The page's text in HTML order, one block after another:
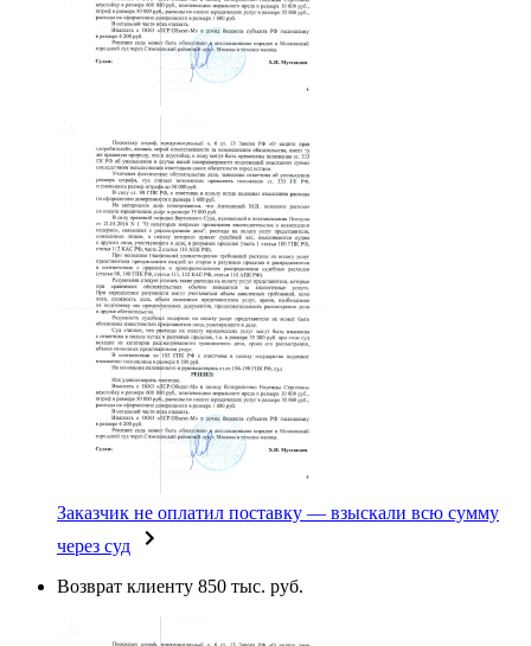
Заказчик не оплатил поставку — взыскали всю сумму
через суд
Возврат клиенту 850 тыс. руб.